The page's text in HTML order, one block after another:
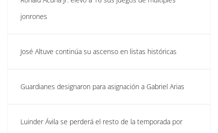
jonrones
José Altuve continúa su ascenso en listas históricas
Guardianes designaron para asignación a Gabriel Arias
Luinder Ávila se perderá el resto de la temporada por